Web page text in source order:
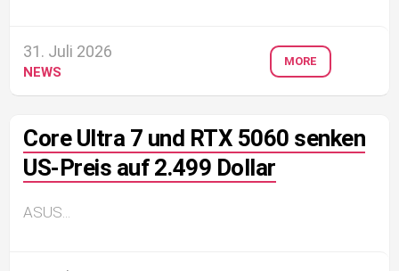
31. Juli 2026
NEWS
MORE
Core Ultra 7 und RTX 5060 senken
US-Preis auf 2.499 Dollar
ASUS...